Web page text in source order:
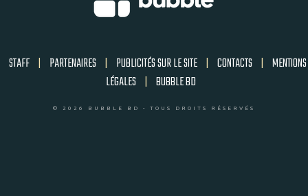
STAFF | PARTENAIRES | PUBLICITÉS SUR LE SITE | CONTACTS | MENTIONS
LÉGALES | BUBBLE BD
© 2026 BUBBLE BD - TOUS DROITS RÉSERVÉS